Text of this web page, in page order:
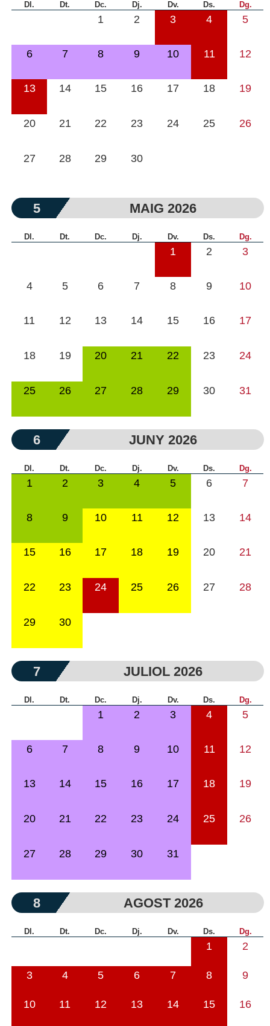
Dl. Dt. Dc. Dj. Dv. Ds. Dg.
1 2 3 4 5
6 7 8 9 10 11 12
13 14 15 16 17 18 19
20 21 22 23 24 25 26
27 28 29 30
5 MAIG 2026
Dl. Dt. Dc. Dj. Dv. Ds. Dg.
1 2 3
4 5 6 7 8 9 10
11 12 13 14 15 16 17
18 19 20 21 22 23 24
25 26 27 28 29 30 31
6 JUNY 2026
Dl. Dt. Dc. Dj. Dv. Ds. Dg.
1 2 3 4 5 6 7
8 9 10 11 12 13 14
15 16 17 18 19 20 21
22 23 24 25 26 27 28
29 30
7 JULIOL 2026
Dl. Dt. Dc. Dj. Dv. Ds. Dg.
1 2 3 4 5
6 7 8 9 10 11 12
13 14 15 16 17 18 19
20 21 22 23 24 25 26
27 28 29 30 31
8 AGOST 2026
Dl. Dt. Dc. Dj. Dv. Ds. Dg.
1 2
3 4 5 6 7 8 9
10 11 12 13 14 15 16